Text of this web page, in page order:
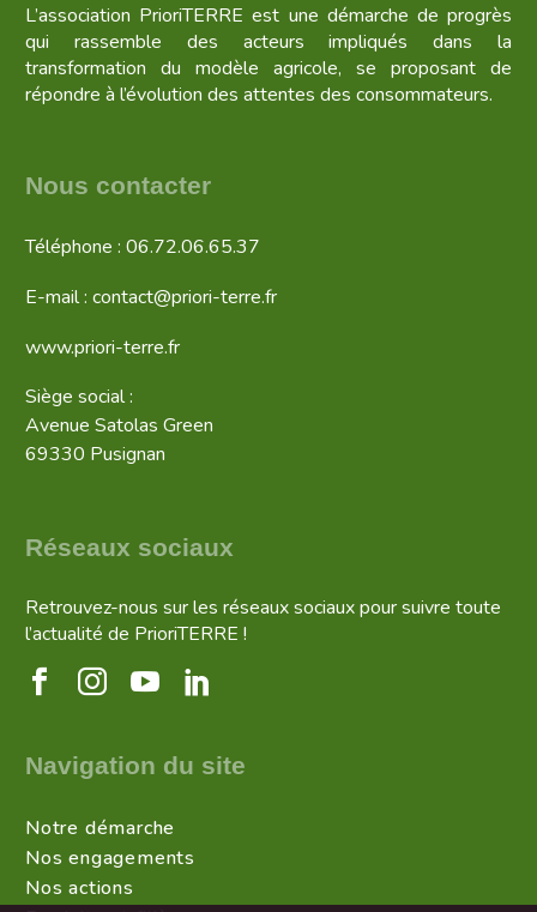
L’association PrioriTERRE est une démarche de progrès
qui rassemble des acteurs impliqués dans la
transformation du modèle agricole, se proposant de
répondre à l’évolution des attentes des consommateurs.
Nous contacter
Téléphone : 06.72.06.65.37
E-mail : contact@priori-terre.fr
www.priori-terre.fr
Siège social :
Avenue Satolas Green
69330 Pusignan
Réseaux sociaux
Retrouvez-nous sur les réseaux sociaux pour suivre toute
l’actualité de PrioriTERRE !
Navigation du site
Notre démarche
Nos engagements
Nos actions